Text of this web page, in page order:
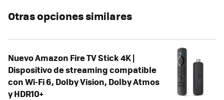
Otras opciones similares
Nuevo Amazon Fire TV Stick 4K |
Dispositivo de streaming compatible
con Wi-Fi 6, Dolby Vision, Dolby Atmos
y HDR10+